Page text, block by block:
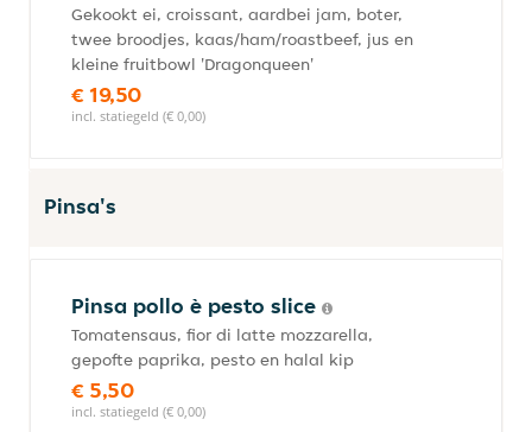
Gekookt ei, croissant, aardbei jam, boter,
twee broodjes, kaas/ham/roastbeef, jus en
kleine fruitbowl 'Dragonqueen'
€ 19,50
incl. statiegeld (€ 0,00)
Pinsa's
Pinsa pollo è pesto slice
Tomatensaus, fior di latte mozzarella,
gepofte paprika, pesto en halal kip
€ 5,50
incl. statiegeld (€ 0,00)